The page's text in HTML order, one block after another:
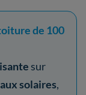
de 100
sur
solaires,